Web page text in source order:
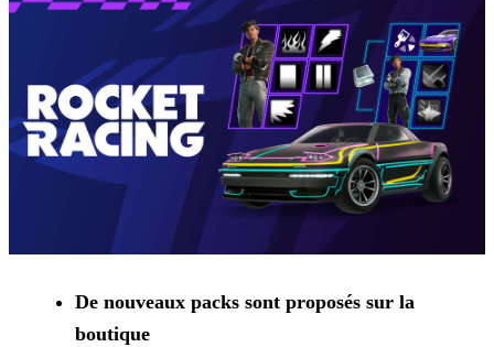
De nouveaux packs sont proposés sur la
boutique